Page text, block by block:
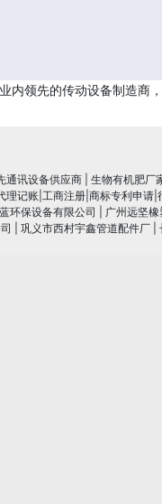
内领先的传动设备制造商
通讯设备供应商 生物有机肥厂
理记账|工商注册|商标专利申请|
环保设备有限公司 广州远坚
巩义市西村宇鑫管道配件厂